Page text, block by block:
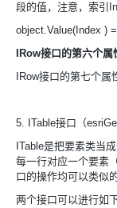
段的值，注意，索引
object.Value(Index )
IRow接口的第六个
IRow接口的第七个属
5. ITable接口（
ITable是把要素类当
每一行对应一个要素
口的操作均可以类似
两个接口可以进行如